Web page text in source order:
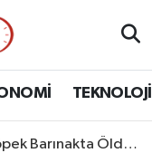
TEKNOLOJİ
Otopsi ve Soruşturma Talebi